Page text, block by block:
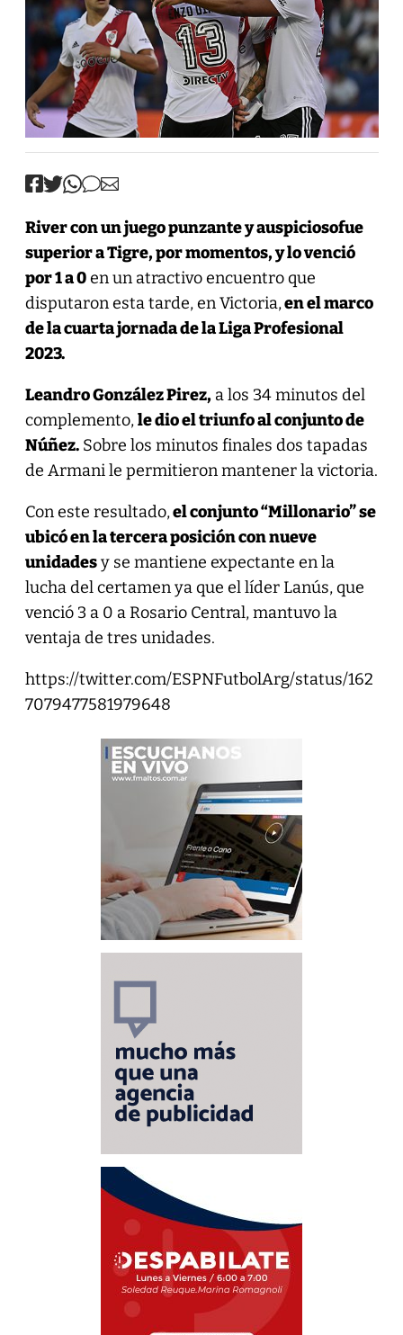
River con un juego punzante y auspiciosofue
superior a Tigre, por momentos, y lo venció
por 1 a 0en un atractivo encuentro que
disputaron esta tarde, en Victoria,en el marco
de la cuarta jornada de la Liga Profesional
2023.
Leandro González Pirez,a los 34 minutos del
complemento,le dio el triunfo al conjunto de
Núñez.Sobre los minutos finales dos tapadas
de Armani le permitieron mantener la victoria.
Con este resultado,el conjunto “Millonario” se
ubicó en la tercera posición con nueve
unidadesy se mantiene expectante en la
lucha del certamen ya que el líder Lanús, que
venció 3 a 0 a Rosario Central, mantuvo la
ventaja de tres unidades.
https://twitter.com/ESPNFutbolArg/status/162
7079477581979648